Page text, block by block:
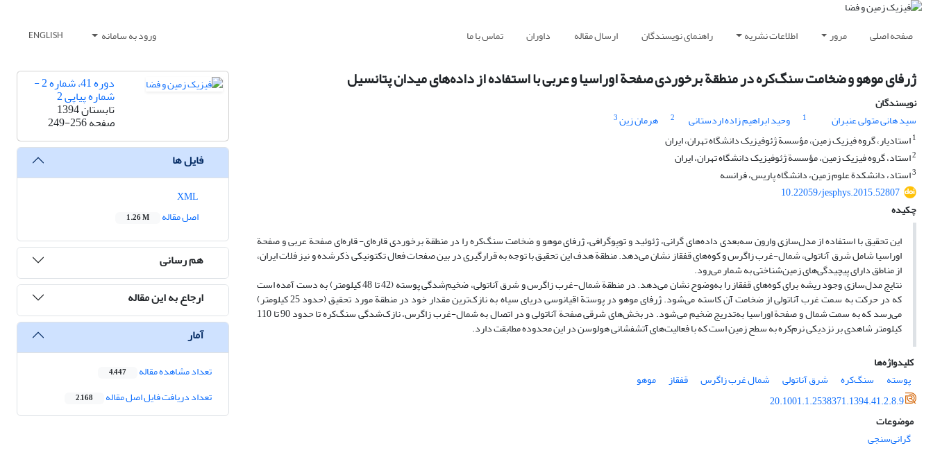
صفحه اصلی مرور اطلاعات نشریه راهنمای نویسندگان ارسال مقاله داوران تماس با ما ورود به سامانه ENGLISH
ژرفای موهو و ضخامت سنگ‌کره در منطقة برخوردی صفحة اوراسیا و عربی با استفاده از داده‌های میدان پتانسیل
نویسندگان
سید هانی متولی عنبران
1 وحید ابراهیم زاده اردستانی 2 هرمان زین3
1استادیار، گروه فیزیک زمین، مؤسسة ژئوفیزیک دانشگاه تهران، ایران
2استاد، گروه فیزیک زمین، مؤسسة ژئوفیزیک دانشگاه تهران، ایران
3استاد، دانشکدة علوم زمین، دانشگاه پاریس، فرانسه
10.22059/jesphys.2015.52807
چکیده
این تحقیق با استفاده از مدل‌سازی وارون سه‌بعدی داده‌های گرانی، ژئوئید و توپوگرافی، ژرفای موهو و ضخامت سنگ‌کره را در منطقة برخوردی قاره‌ای- قاره‌ای صفحة عربی و صفحة
اوراسیا شامل شرق آناتولی، شمال-غرب زاگرس و کوه‌های قفقاز نشان می‌دهد. منطقة هدف این تحقیق با توجه به قرارگیری در بین صفحات فعال تکتونیکی ذکرشده و نیز فلات ایران،
از مناطق دارای پیچیدگی‌های زمین‌شناختی به شمار می‌رود.
نتایج مدل‌سازی وجود ریشه برای کوه‌های قفقاز را به‌وضوح نشان می‌دهد. در منطقة شمال-غرب زاگرس و شرق آناتولی، ضخیم‌شدگی پوسته (42 تا 48 کیلومتر) به دست آمده است
که در حرکت به سمت غرب آناتولی از ضخامت آن کاسته می‌شود. ژرفای موهو در پوستة اقیانوسی دریای سیاه به نازک‌ترین مقدار خود در منطقة مورد تحقیق (حدود 25 کیلومتر)
می‌رسد که به سمت شمال و صفحة اوراسیا به‌تدریج ضخیم می‌شود. در بخش‌های شرقی صفحة آناتولی و در اتصال به شمال-غرب زاگرس، نازک‌شدگی سنگ‌کره تا حدود 90 تا 110
کیلومتر شاهدی بر نزدیکی نرم‌کره به سطح زمین است که با فعالیت‌های آتشفشانی هولوسن در این محدوده مطابقت دارد.
کلیدواژه‌ها
پوسته
سنگ‌کره شرق آناتولی شمال غرب زاگرس قفقاز
موهو
20.1001.1.2538371.1394.41.2.8.9
موضوعات
گرانی‌سنجی
دوره 41، شماره 2 -
شماره پیاپی 2
تابستان 1394
صفحه249-256
فایل ها
اصل مقاله
1.26 M
هم رسانی
ارجاع به این مقاله
آمار
تعداد مشاهده مقاله 4,447
تعداد دریافت فایل اصل مقاله 2,168